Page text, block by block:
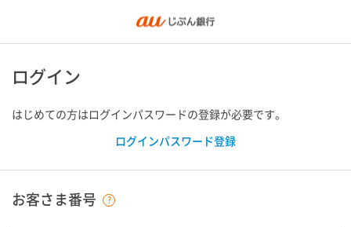
ログイン
はじめての方はログインパスワードの登録が必要です。
ログインパスワード登録
お客さま番号